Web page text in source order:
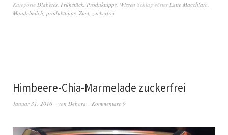
Kategorie Diabetes, Frühstück, Produkttipps, Wissen SchlagwörterLatte Macchiato,
Mandelmilch, produkttipps, Zimt, zuckerfrei
Himbeere-Chia-Marmelade zuckerfrei
Januar 31, 2016 von Debora Kommentare 9